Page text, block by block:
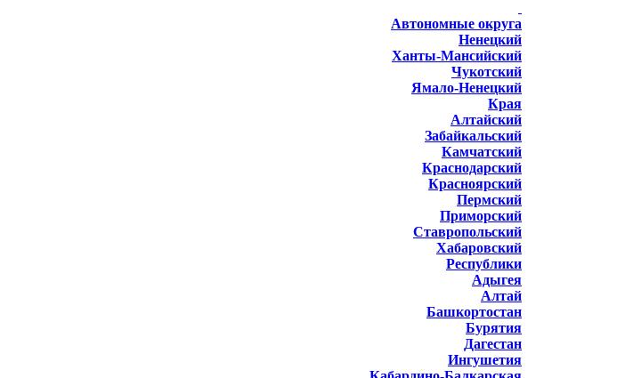
Автономные округа
Ненецкий
Ханты-Мансийский
Чукотский
Ямало-Ненецкий
Края
Алтайский
Забайкальский
Камчатский
Краснодарский
Красноярский
Пермский
Приморский
Ставропольский
Хабаровский
Республики
Адыгея
Алтай
Башкортостан
Бурятия
Дагестан
Ингушетия